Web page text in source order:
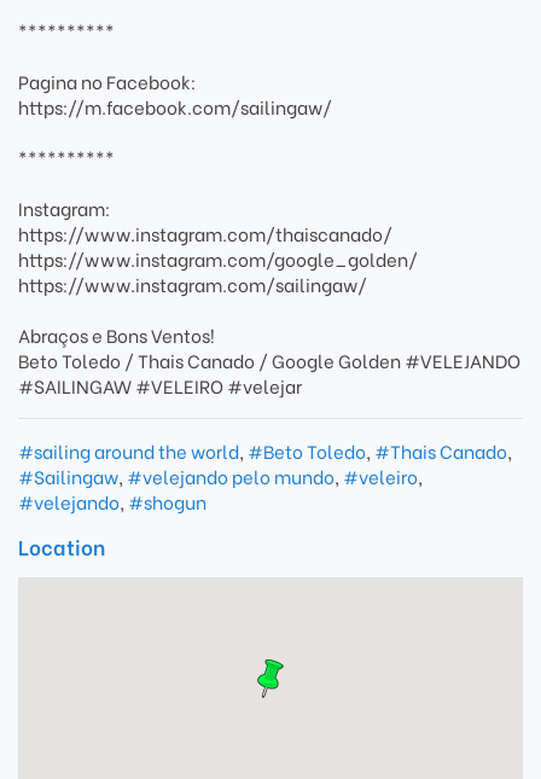
**********
Pagina no Facebook:
https://m.facebook.com/sailingaw/
**********
Instagram:
https://www.instagram.com/thaiscanado/
https://www.instagram.com/google_golden/
https://www.instagram.com/sailingaw/
Abraços e Bons Ventos!
Beto Toledo / Thais Canado / Google Golden #VELEJANDO
#SAILINGAW #VELEIRO #velejar
#sailing around the world, #Beto Toledo, #Thais Canado,
#Sailingaw, #velejando pelo mundo, #veleiro,
#velejando, #shogun
Location